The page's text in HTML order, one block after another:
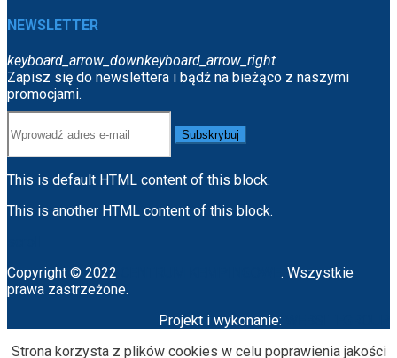
NEWSLETTER
keyboard_arrow_downkeyboard_arrow_right
Zapisz się do newslettera i bądź na bieżąco z naszymi
promocjami.
Subskrybuj
This is default HTML content of this block.
This is another HTML content of this block.
Copyright © 2022
. Wszystkie
prawa zastrzeżone.
Projekt i wykonanie:
Strona korzysta z plików cookies w celu poprawienia jakości